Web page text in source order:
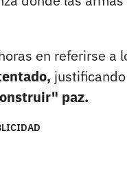
en referirse a
paz.